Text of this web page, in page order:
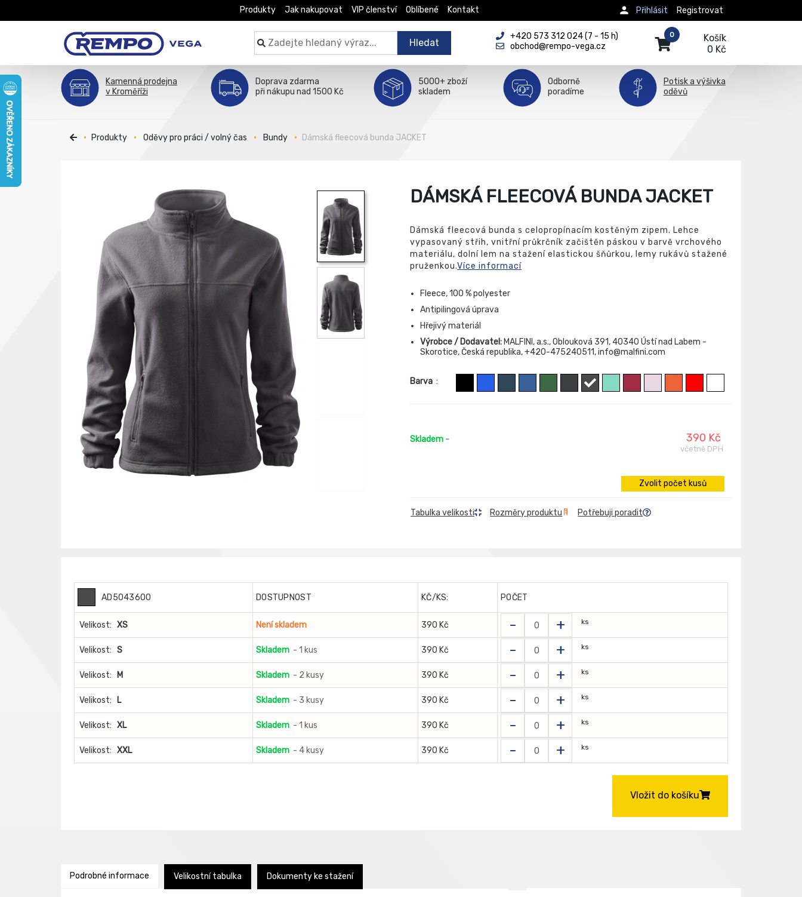
Produkty Jak nakupovat VIP členství Oblíbené Kontakt Registrovat
Přihlásit
Hledat
+420 573 312 024 (7 - 15 h)
obchod@rempo-vega.cz
Košík
0 Kč
0
Kamenná prodejna
v Kroměříži
Doprava zdarma
při nákupu nad 1500 Kč
5000+ zboží
skladem
Odborně
poradíme
Potisk a výšivka
oděvů
Produkty Oděvy pro práci / volný čas Bundy Dámská fleecová bunda JACKET
DÁMSKÁ FLEECOVÁ BUNDA JACKET
Dámská fleecová bunda s celopropínacím kostěným zipem. Lehce
vypasovaný střih, vnitřní průkrčník začištěn páskou v barvě vrchového
materiálu, dolní lem na stažení elastickou šňůrkou, lemy rukávů stažené
pruženkou.Více informací
Fleece, 100 % polyester
Antipilingová úprava
Hřejivý materiál
Výrobce / Dodavatel: MALFINI, a.s., Oblouková 391, 40340 Ústí nad Labem -
Skorotice, Česká republika, +420-475240511, info@malfini.com
Barva :
Skladem - 390 Kč
včetně DPH
Zvolit počet kusů
Tabulka velikosti Rozměry produktu Potřebuji poradit
AD5043600 DOSTUPNOST KČ/KS: POČET
Velikost: XS Není skladem 390 Kč - + ks
Velikost: S Skladem - 1 kus 390 Kč - + ks
Velikost: M Skladem - 2 kusy 390 Kč - + ks
Velikost: L Skladem - 3 kusy 390 Kč - + ks
Velikost: XL Skladem - 1 kus 390 Kč - + ks
Velikost: XXL Skladem - 4 kusy 390 Kč - + ks
Vložit do košíku
Podrobné informace Velikostní tabulka Dokumenty ke stažení